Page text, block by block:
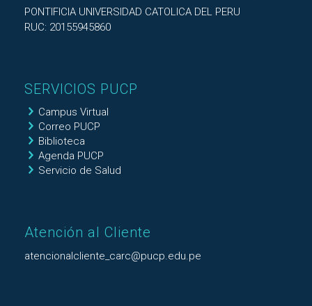
PONTIFICIA UNIVERSIDAD CATOLICA DEL PERU
RUC: 20155945860
SERVICIOS PUCP
Campus Virtual
Correo PUCP
Biblioteca
Agenda PUCP
Servicio de Salud
Atención al Cliente
atencionalcliente_carc@pucp.edu.pe